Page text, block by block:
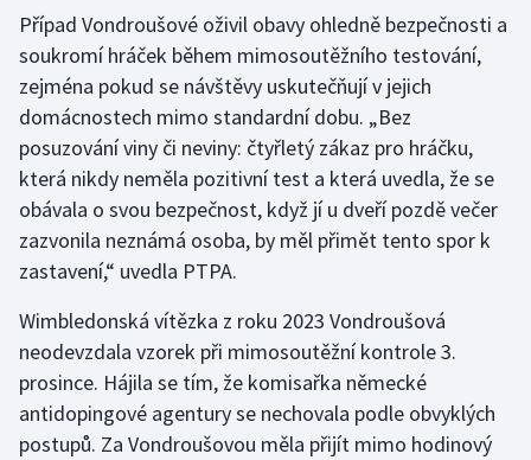
Sportovní střelba
Stolní tenis
Triatlon
Veslování
Vodní slalom
Ostatní
Případ Vondroušové oživil obavy ohledně bezpečnosti a
soukromí hráček během mimosoutěžního testování,
zejména pokud se návštěvy uskutečňují v jejich
domácnostech mimo standardní dobu. „Bez
posuzování viny či neviny: čtyřletý zákaz pro hráčku,
která nikdy neměla pozitivní test a která uvedla, že se
obávala o svou bezpečnost, když jí u dveří pozdě večer
zazvonila neznámá osoba, by měl přimět tento spor k
zastavení,“ uvedla PTPA.
Wimbledonská vítězka z roku 2023 Vondroušová
neodevzdala vzorek při mimosoutěžní kontrole 3.
prosince. Hájila se tím, že komisařka německé
antidopingové agentury se nechovala podle obvyklých
postupů. Za Vondroušovou měla přijít mimo hodinový